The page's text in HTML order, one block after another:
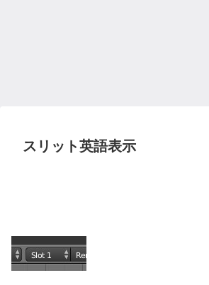
スリット英語表示